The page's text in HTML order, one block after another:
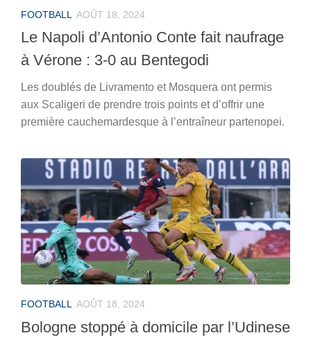
FOOTBALL AOÛT 18, 2024
Le Napoli d’Antonio Conte fait naufrage
à Vérone : 3-0 au Bentegodi
Les doublés de Livramento et Mosquera ont permis
aux Scaligeri de prendre trois points et d’offrir une
première cauchemardesque à l’entraîneur partenopei.
FOOTBALL AOÛT 18, 2024
Bologne stoppé à domicile par l’Udinese